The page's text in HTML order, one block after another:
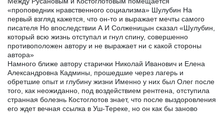
«проповедник нравственного социализма» Шулубин На
первый взгляд кажется, что он-то и выражает мечты самого
писателя Но впоследствии А И Солженицын сказал «Шулубин,
который всю жизнь отступал и гнул спину, совершенно
противоположен автору и не выражает ни с какой стороны
автора»
Намного ближе автору старички Николай Иванович и Елена
Александровна Кадмины, прошедшие через лагерь и
обретшие опыт и глубину жизни Именно у них был Олег после
того, как неожиданно, под воздействием рентгена, отступила
странная болезнь Костоглотов знает, что после выздоровления
его ждет вечная ссылка в Уш-Тереке, но он как бы заново